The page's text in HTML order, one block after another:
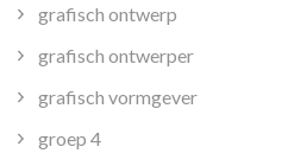
grafisch ontwerp
grafisch ontwerper
grafisch vormgever
groep 4